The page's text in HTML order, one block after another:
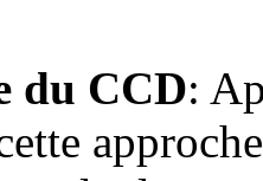
du CCD: